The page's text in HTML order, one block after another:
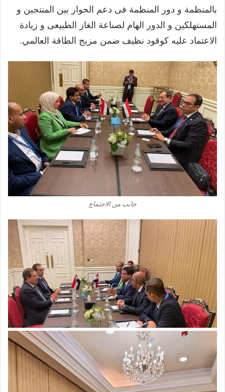
بالمنظمة و دور المنظمة فى دعم الحوار بين المنتجين و
المستهلكين و الدور الهام لصناعة الغاز الطبيعى و زيادة
الاعتماد عليه كوقود نظيف ضمن مزيج الطاقة العالمي.
جانب من الاجتماع